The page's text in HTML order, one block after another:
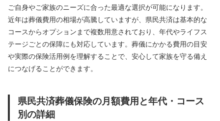
ご自身やご家族のニーズに合った最適な選択が可能になります。
近年は葬儀費用の相場が高騰していますが、県民共済は基本的な
コースからオプションまで複数用意されており、年代やライフス
テージごとの保障にも対応しています。葬儀にかかる費用の目安
や実際の保険活用例を理解することで、安心して家族を守る備え
につなげることができます。
県民共済葬儀保険の月額費用と年代・コース
別の詳細